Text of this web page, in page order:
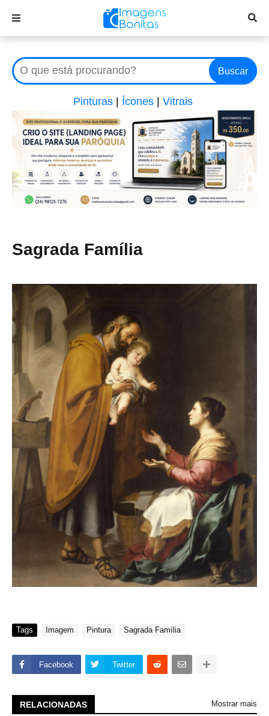
Buscar
Pinturas Ícones Vitrais
Sagrada Família
Tags Imagem Pintura Sagrada Família
Facebook Twitter
RELACIONADAS Mostrar mais